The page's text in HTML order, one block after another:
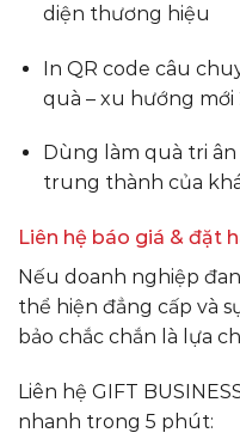
diện thương hiệu
In QR code câu
quà – xu hướng mới
Dùng làm quà tri
trung thành của
Liên hệ báo giá & đặt
Nếu doanh nghiệp
thể hiện đẳng cấp và
bảo chắc chắn là lựa
Liên hệ GIFT
nhanh trong 5 phút: